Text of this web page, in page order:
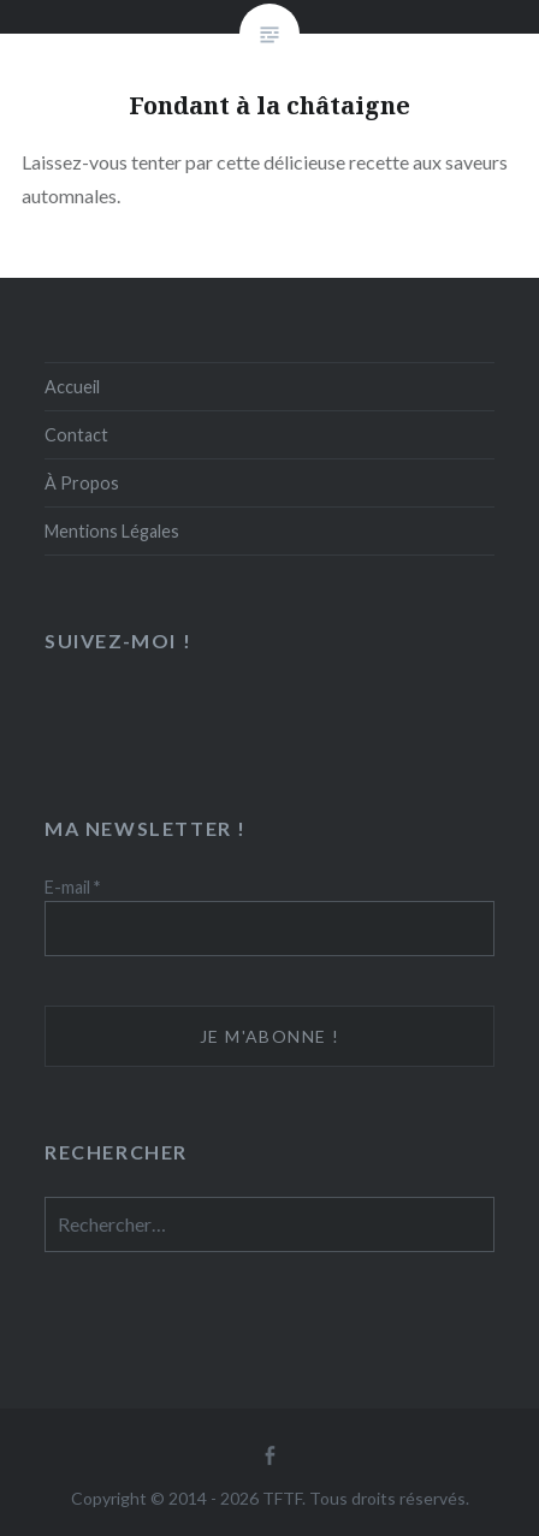
Fondant à la châtaigne
Laissez-vous tenter par cette délicieuse recette aux saveurs
automnales.
Accueil
Contact
À Propos
Mentions Légales
SUIVEZ-MOI !
MA NEWSLETTER !
E-mail*
RECHERCHER
Copyright © 2014 - 2026 TFTF. Tous droits réservés.